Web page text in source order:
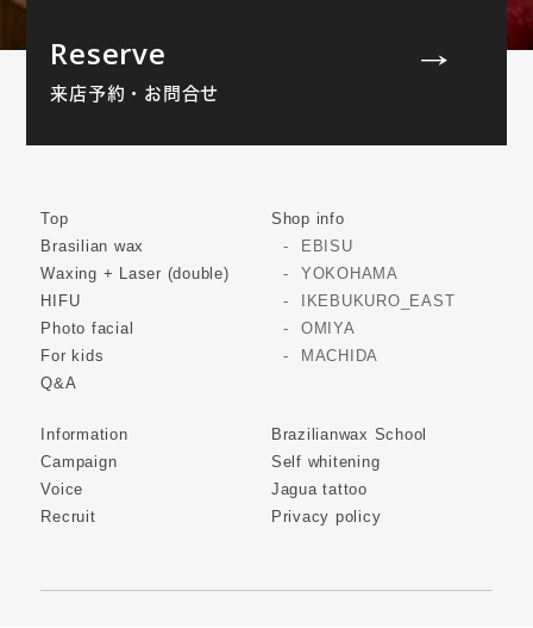
Reserve
来店予約・お問合せ
Top
Brasilian wax
Waxing + Laser (double)
HIFU
Photo facial
For kids
Q&A
Shop info
EBISU
YOKOHAMA
IKEBUKURO_EAST
OMIYA
MACHIDA
Information
Campaign
Voice
Recruit
Brazilianwax School
Self whitening
Jagua tattoo
Privacy policy